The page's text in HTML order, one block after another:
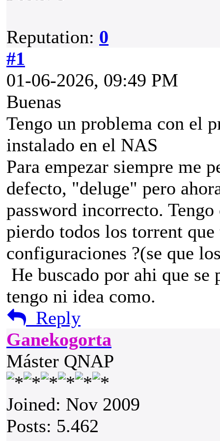
Reputation: 0
#1
01-06-2026, 09:49 PM
Buenas
Tengo un problema con el
instalado en el NAS
Para empezar siempre me
defecto, "deluge" pero
password incorrecto.
pierdo todos los torrent
configuraciones ?(se que
He buscado por ahi que se
tengo ni idea como.
Reply
Ganekogorta
Máster QNAP
Joined: Nov 2009
Posts: 5.462